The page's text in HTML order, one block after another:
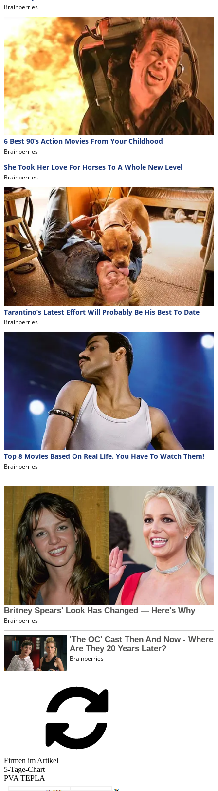
Firmen im Artikel
5-Tage-Chart
PVA TEPLA